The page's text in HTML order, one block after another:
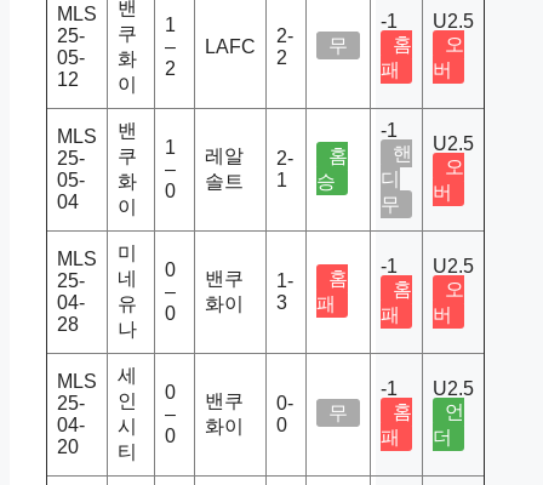
MLS
25-
05-
12
밴
쿠
화
이
1
–
2
LAFC
2-
2
무
-1
홈
패
U2.5
오
버
MLS
25-
05-
04
밴
쿠
화
이
1
–
0
레알
솔트
2-
1
홈
승
-1
핸
디
무
U2.5
오
버
MLS
25-
04-
28
미
네
유
나
0
–
0
밴쿠
화이
1-
3
홈
패
-1
홈
패
U2.5
오
버
MLS
25-
04-
20
세
인
시
티
0
–
0
밴쿠
화이
0-
0
무
-1
홈
패
U2.5
언
더